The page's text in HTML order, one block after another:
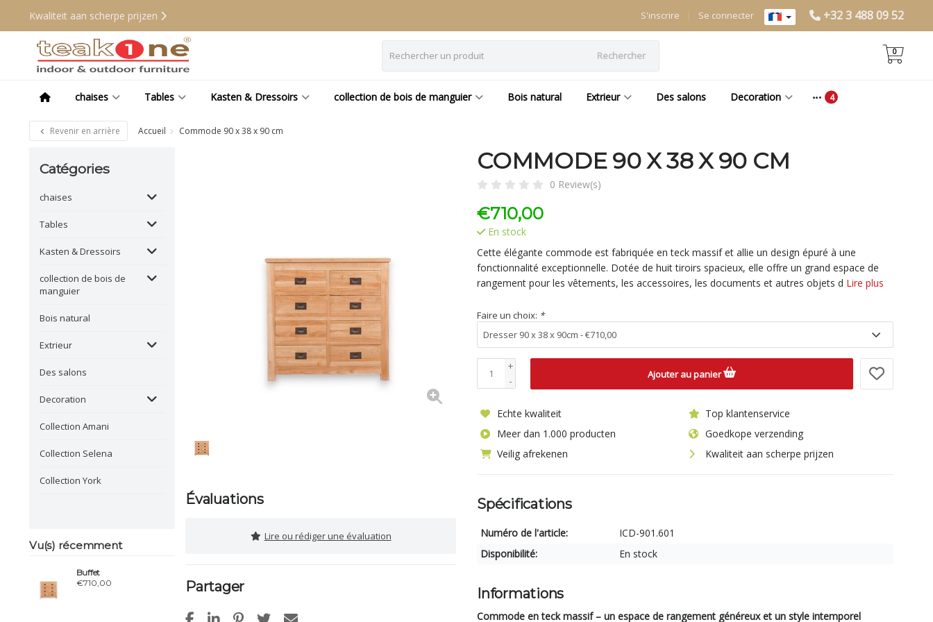
Kwaliteit aan scherpe prijzen +32 3 488 09 52
Se connecter
S'inscrire
Rechercher 0
chaises Tables Kasten & Dressoirs collection de bois de manguier Bois natural Extrieur Des salons Decoration
Revenir en arrière Accueil Commode 90 x 38 x 90 cm
Catégories
chaises
Tables
Kasten & Dressoirs
collection de bois de
manguier
Bois natural
Extrieur
Des salons
Decoration
Collection Amani
Collection Selena
Collection York
Vu(s) récemment
Buffet
€710,00
Évaluations
Lire ou rédiger une évaluation
Partager
COMMODE 90 X 38 X 90 CM
0 Review(s)
€710,00
En stock
Cette élégante commode est fabriquée en teck massif et allie un design épuré à une
fonctionnalité exceptionnelle. Dotée de huit tiroirs spacieux, elle offre un grand espace de
rangement pour les vêtements, les accessoires, les documents et autres objets d Lire plus
Faire un choix: *
+
-
Ajouter au panier
Echte kwaliteit
Top klantenservice
Meer dan 1.000 producten
Goedkope verzending
Veilig afrekenen
Kwaliteit aan scherpe prijzen
Spécifications
Numéro de l'article:
ICD-901.601
Disponibilité:
En stock
Informations
Commode en teck massif – un espace de rangement généreux et un style intemporel